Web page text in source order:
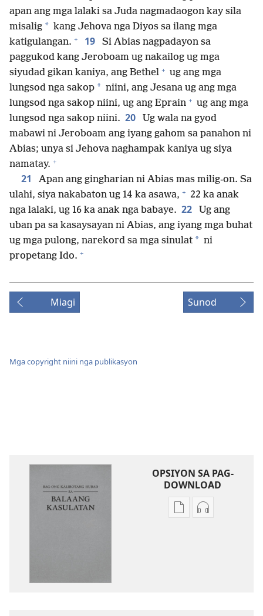
apan ang mga lalaki sa Juda nagmadaogon kay sila
misalig * kang Jehova nga Diyos sa ilang mga
katigulangan. + 19
Si Abias nagpadayon sa
paggukod kang Jeroboam ug nakailog ug mga
siyudad gikan kaniya, ang Bethel + ug ang mga
lungsod nga sakop * niini, ang Jesana ug ang mga
lungsod nga sakop niini, ug ang Eprain + ug ang mga
lungsod nga sakop niini. 20
Ug wala na gyod
mabawi ni Jeroboam ang iyang gahom sa panahon ni
Abias; unya si Jehova naghampak kaniya ug siya
namatay. +
21
Apan ang gingharian ni Abias mas milig-on. Sa
ulahi, siya nakabaton ug 14 ka asawa, + 22 ka anak
nga lalaki, ug 16 ka anak nga babaye. 22
Ug ang
uban pa sa kasaysayan ni Abias, ang iyang mga buhat
ug mga pulong, narekord sa mga sinulat * ni
propetang Ido. +
Miagi Sunod
Mga copyright niini nga publikasyon
OPSIYON SA PAG-
DOWNLOAD
OpsiyonOpsiyon